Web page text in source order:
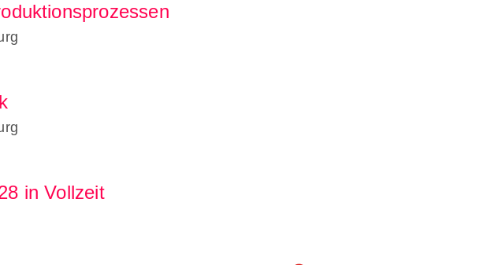
in Vollzeit